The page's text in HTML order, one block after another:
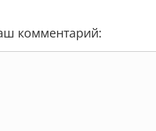
комментарий: